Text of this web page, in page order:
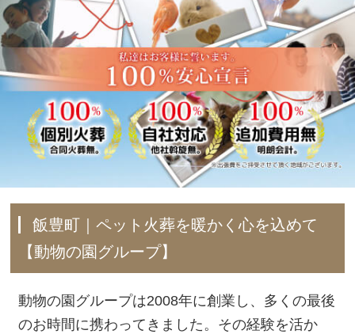
飯豊町｜ペット火葬を暖かく心を込めて
【動物の園グループ】
動物の園グループは2008年に創業し、多くの最後
のお時間に携わってきました。その経験を活か